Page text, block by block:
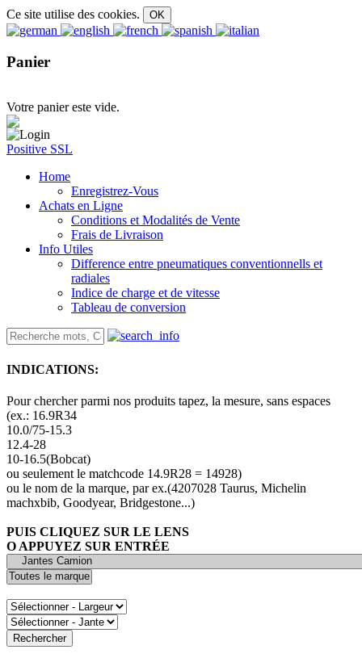
Ce site utilise des cookies.
Panier
Votre panier este vide.
Positive SSL
Home
Enregistrez-Vous
Achats en Ligne
Conditions et Modalités de Vente
Frais de Livraison
Info Utiles
Difference entre pneumatiques conventionnells et
radiales
Indice de charge et de vitesse
Tableau de conversion
INDICATIONS:
Pour chercher parmi nos produits tapez, la mesure, sans espaces
(ex.: 16.9R34
10.0/75-15.3
12.4-28
10-16.5(Bobcat)
ou seulement le matchcode 14.9R28 = 14928)
ou le nom de la marque, par ex.(4207028 Taurus, Michelin
machxbib, Goodyear, Bridgestone...)
PUIS CLIQUEZ SUR LE LENS
O APPUYEZ SUR ENTRÉE